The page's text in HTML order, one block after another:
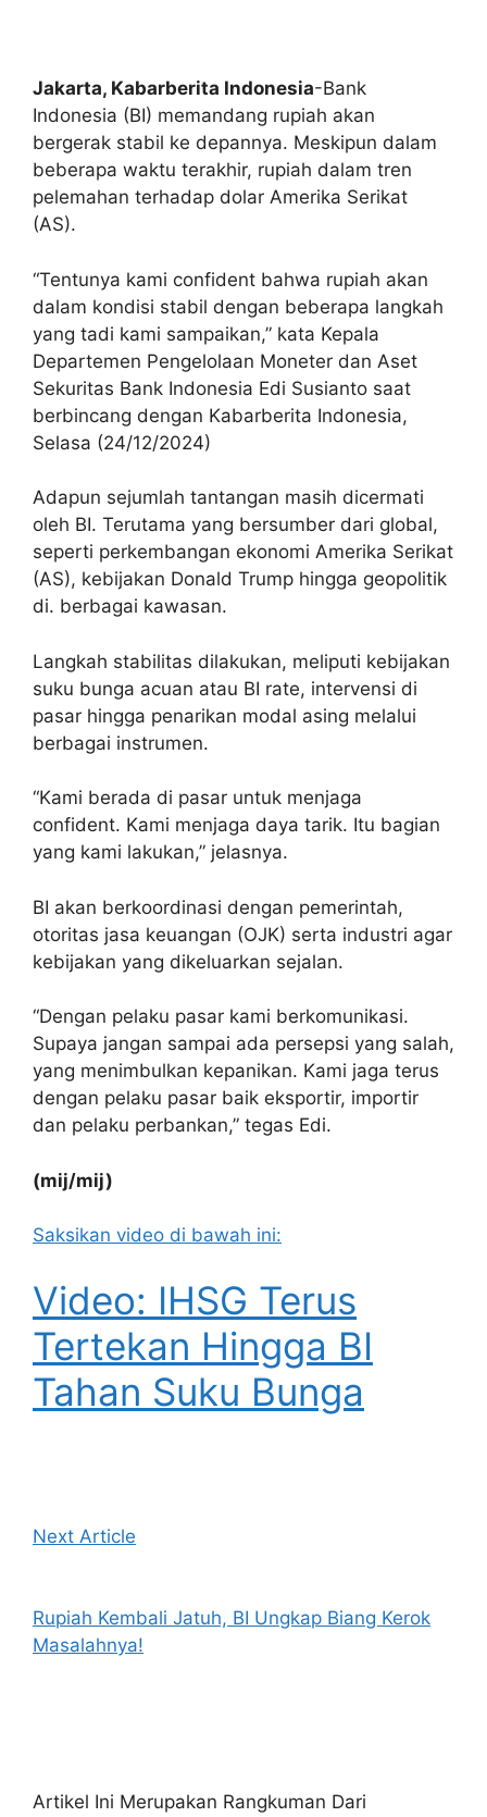
Jakarta, Kabarberita Indonesia-Bank
Indonesia (BI) memandang rupiah akan
bergerak stabil ke depannya. Meskipun dalam
beberapa waktu terakhir, rupiah dalam tren
pelemahan terhadap dolar Amerika Serikat
(AS).
“Tentunya kami confident bahwa rupiah akan
dalam kondisi stabil dengan beberapa langkah
yang tadi kami sampaikan,” kata Kepala
Departemen Pengelolaan Moneter dan Aset
Sekuritas Bank Indonesia Edi Susianto saat
berbincang dengan Kabarberita Indonesia,
Selasa (24/12/2024)
Adapun sejumlah tantangan masih dicermati
oleh BI. Terutama yang bersumber dari global,
seperti perkembangan ekonomi Amerika Serikat
(AS), kebijakan Donald Trump hingga geopolitik
di. berbagai kawasan.
Langkah stabilitas dilakukan, meliputi kebijakan
suku bunga acuan atau BI rate, intervensi di
pasar hingga penarikan modal asing melalui
berbagai instrumen.
“Kami berada di pasar untuk menjaga
confident. Kami menjaga daya tarik. Itu bagian
yang kami lakukan,” jelasnya.
BI akan berkoordinasi dengan pemerintah,
otoritas jasa keuangan (OJK) serta industri agar
kebijakan yang dikeluarkan sejalan.
“Dengan pelaku pasar kami berkomunikasi.
Supaya jangan sampai ada persepsi yang salah,
yang menimbulkan kepanikan. Kami jaga terus
dengan pelaku pasar baik eksportir, importir
dan pelaku perbankan,” tegas Edi.
(mij/mij)
Saksikan video di bawah ini:
Video: IHSG Terus
Tertekan Hingga BI
Tahan Suku Bunga
Next Article
Rupiah Kembali Jatuh, BI Ungkap Biang Kerok
Masalahnya!
Artikel Ini Merupakan Rangkuman Dari